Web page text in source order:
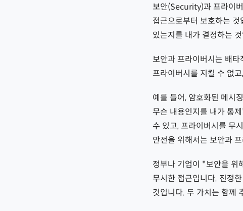
보안(Security)과 프라이
접근으로부터 보호하는
있는지를 내가 결정하는
보안과 프라이버시는 배
프라이버시를 지킬 수 없
예를 들어, 암호화된 메시
무슨 내용인지를 내가 통
수 있고, 프라이버시를 무
안전을 위해서는 보안과
정부나 기업이 "보안을 위
무시한 접근입니다. 진정
것입니다. 두 가치는 함께